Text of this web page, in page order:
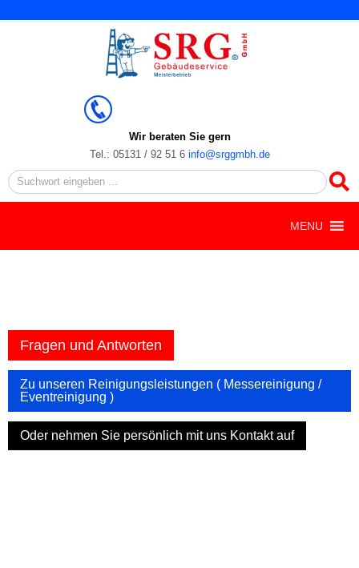
Wir beraten Sie gern
Tel.: 05131 / 92 51 6 info@srggmbh.de
Search
MENU
Fragen und Antworten
Zu unseren Reinigungsleistungen ( Messereinigung /
Eventreinigung )
Oder nehmen Sie persönlich mit uns Kontakt auf